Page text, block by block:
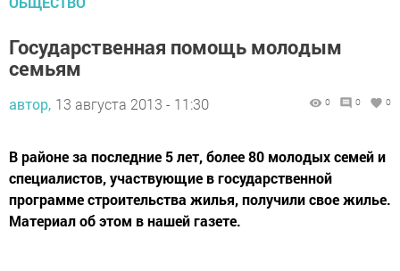
Государственная помощь молодым
семьям
автор, 13 августа 2013 - 11:30 0 0 0
В районе за последние 5 лет, более 80 молодых семей и
специалистов, участвующие в государственной
программе строительства жилья, получили свое жилье.
Материал об этом в нашей газете.